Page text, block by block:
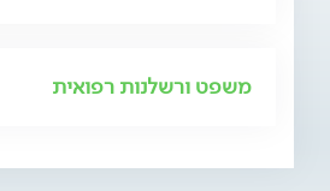
משפט ורשלנות רפואית